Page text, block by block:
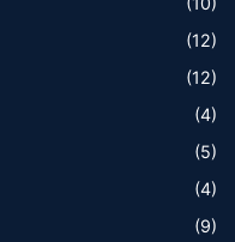
(12)
(12)
(4)
(5)
(4)
(9)